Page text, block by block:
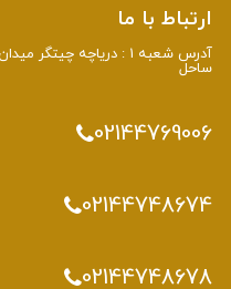
ارتباط با ما
آدرس شعبه 1 : دریاچه چیتگر میدان
ساحل
02144769006
02144748674
02144748678